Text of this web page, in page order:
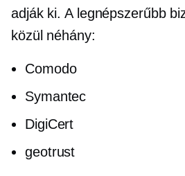
adják ki. A legnépszerűbb
közül néhány:
Comodo
Symantec
DigiCert
geotrust